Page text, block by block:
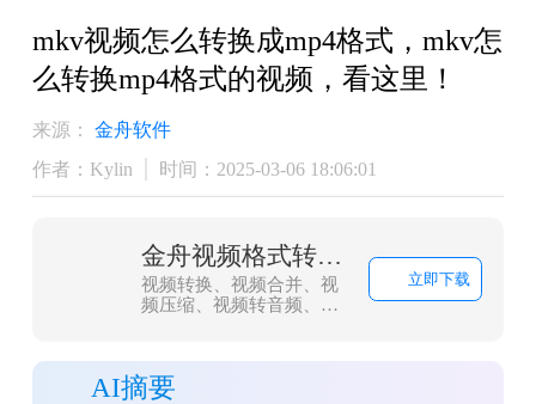
mkv视频怎么转换成mp4格式，mkv怎
么转换mp4格式的视频，看这里！
来源：
金舟软件
作者：Kylin
时间：2025-03-06 18:06:01
金舟视频格式转换器
视频转换、视频合并、视
频压缩、视频转音频、音
调速、视频转图片、GIF转
图片、视频旋转，支持
立即下载
AI摘要